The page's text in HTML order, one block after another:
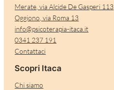
Merate, via Alcide De Gasperi 113
Oggiono, via Roma 13
info@psicoterapia-itaca.it
0341 237 191
Contattaci
Scopri Itaca
Chi siamo